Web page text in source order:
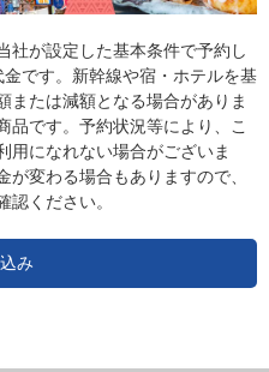
社が設定した基本条件で予約し
です。新幹線や宿・ホテルを基
または減額となる場合がありま
品です。予約状況等により、こ
用になれない場合がございま
変わる場合もありますので、
認ください。
み